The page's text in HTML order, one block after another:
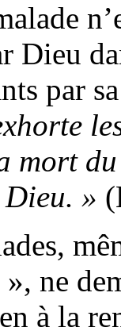
Dieu
par
mort
»
ne
à la